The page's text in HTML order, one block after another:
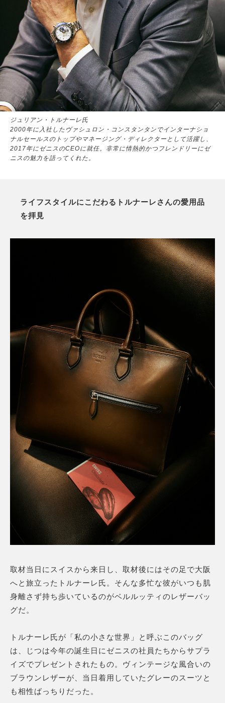
ジュリアン・トルナーレ氏
2000年に入社したヴァシュロン・コンスタンタンでインターナショ
ナルセールスのトップやマネージング・ディレクターとして活躍し、
2017年にゼニスのCEOに就任。非常に情熱的かつフレンドリーにゼ
ニスの魅力を語ってくれた。
ライフスタイルにこだわるトルナーレさんの愛用品
を拝見
取材当日にスイスから来日し、取材後にはその足で大阪
へと旅立ったトルナーレ氏。そんな多忙な彼がいつも肌
身離さず持ち歩いているのがベルルッティのレザーバッ
グだ。
トルナーレ氏が「私の小さな世界」と呼ぶこのバッグ
は、じつは今年の誕生日にゼニスの社員たちからサプラ
イズでプレゼントされたもの。ヴィンテージな風合いの
ブラウンレザーが、当日着用していたグレーのスーツと
も相性ばっちりだった。